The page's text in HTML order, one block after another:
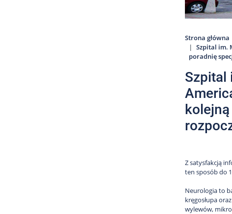
Strona główna
Szpital im.
poradnię
Szpital
Z satysfakcją
ten sposób do
Neurologia to
kręgosłupa
wylewów,